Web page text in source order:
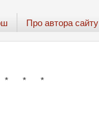
Про автора сайту
* * *